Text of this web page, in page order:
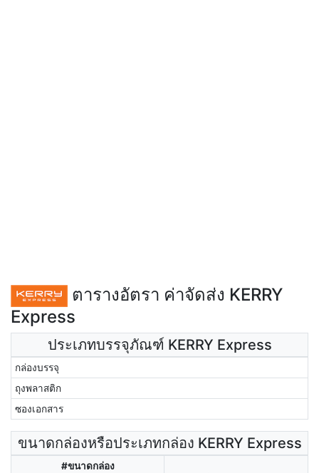
ตารางอัตรา ค่าจัดส่ง KERRY
Express
ประเภทบรรจุภัณฑ์ KERRY Express
กล่องบรรจุ
ถุงพลาสติก
ซองเอกสาร
ขนาดกล่องหรือประเภทกล่อง KERRY Express
#ขนาดกล่อง